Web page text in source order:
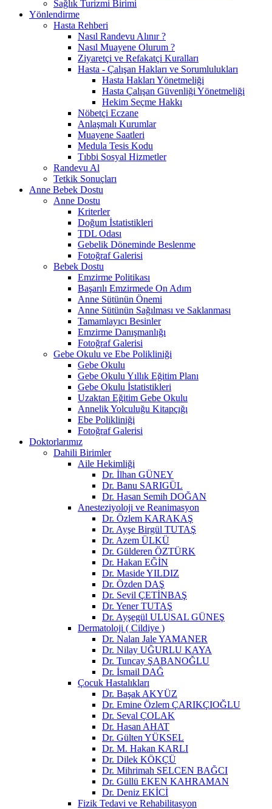
Sağlık Turizmi Birimi
Yönlendirme
Hasta Rehberi
Nasıl Randevu Alınır ?
Nasıl Muayene Olurum ?
Ziyaretçi ve Refakatçi Kuralları
Hasta - Çalışan Hakları ve Sorumlulukları
Hasta Hakları Yönetmeliği
Hasta Çalışan Güvenliği Yönetmeliği
Hekim Seçme Hakkı
Nöbetçi Eczane
Anlaşmalı Kurumlar
Muayene Saatleri
Medula Tesis Kodu
Tıbbi Sosyal Hizmetler
Randevu Al
Tetkik Sonuçları
Anne Bebek Dostu
Anne Dostu
Kriterler
Doğum İstatistikleri
TDL Odası
Gebelik Döneminde Beslenme
Fotoğraf Galerisi
Bebek Dostu
Emzirme Politikası
Başarılı Emzirmede On Adım
Anne Sütünün Önemi
Anne Sütünün Sağılması ve Saklanması
Tamamlayıcı Besinler
Emzirme Danışmanlığı
Fotoğraf Galerisi
Gebe Okulu ve Ebe Polikliniği
Gebe Okulu
Gebe Okulu Yıllık Eğitim Planı
Gebe Okulu İstatistikleri
Uzaktan Eğitim Gebe Okulu
Annelik Yolculuğu Kitapçığı
Ebe Polikliniği
Fotoğraf Galerisi
Doktorlarımız
Dahili Birimler
Aile Hekimliği
Dr. İlhan GÜNEY
Dr. Banu SARIGÜL
Dr. Hasan Semih DOĞAN
Anesteziyoloji ve Reanimasyon
Dr. Özlem KARAKAŞ
Dr. Ayşe Birgül TUTAŞ
Dr. Azem ÜLKÜ
Dr. Gülderen ÖZTÜRK
Dr. Hakan EĞİN
Dr. Maside YILDIZ
Dr. Özden DAŞ
Dr. Sevil ÇETİNBAŞ
Dr. Yener TUTAŞ
Dr. Ayşegül ULUSAL GÜNEŞ
Dermatoloji ( Cildiye )
Dr. Nalan Jale YAMANER
Dr. Nilay UĞURLU KAYA
Dr. Tuncay ŞABANOĞLU
Dr. İsmail DAĞ
Çocuk Hastalıkları
Dr. Başak AKYÜZ
Dr. Emine Özlem ÇARIKÇIOĞLU
Dr. Seval ÇOLAK
Dr. Hasan AHAT
Dr. Gülten YÜKSEL
Dr. M. Hakan KARLI
Dr. Dilek KÖKÇÜ
Dr. Mihrimah SELCEN BAĞCI
Dr. Güllü EKEN KAHRAMAN
Dr. Deniz EKİCİ
Fizik Tedavi ve Rehabilitasyon